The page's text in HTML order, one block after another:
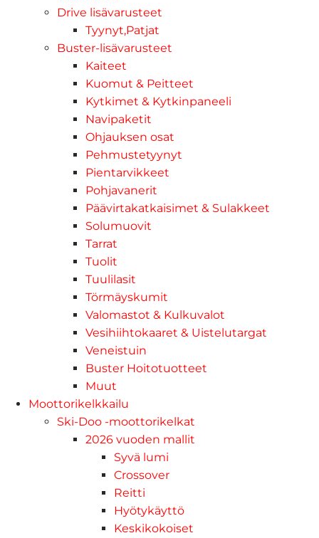
Drive lisävarusteet
Tyynyt,Patjat
Buster-lisävarusteet
Kaiteet
Kuomut & Peitteet
Kytkimet & Kytkinpaneeli
Navipaketit
Ohjauksen osat
Pehmustetyynyt
Pientarvikkeet
Pohjavanerit
Päävirtakatkaisimet & Sulakkeet
Solumuovit
Tarrat
Tuolit
Tuulilasit
Törmäyskumit
Valomastot & Kulkuvalot
Vesihiihtokaaret & Uistelutargat
Veneistuin
Buster Hoitotuotteet
Muut
Moottorikelkkailu
Ski-Doo -moottorikelkat
2026 vuoden mallit
Syvä lumi
Crossover
Reitti
Hyötykäyttö
Keskikokoiset